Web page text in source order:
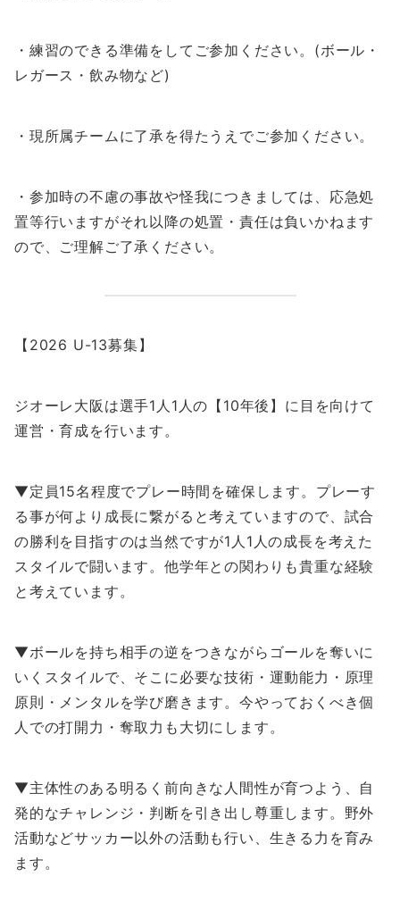
・練習のできる準備をしてご参加ください。(ボール・
レガース・飲み物など)
・現所属チームに了承を得たうえでご参加ください。
・参加時の不慮の事故や怪我につきましては、応急処
置等行いますがそれ以降の処置・責任は負いかねます
ので、ご理解ご了承ください。
【2026 U-13募集】
ジオーレ大阪は選手1人1人の【10年後】に目を向けて
運営・育成を行います。
▼定員15名程度でプレー時間を確保します。プレーす
る事が何より成長に繋がると考えていますので、試合
の勝利を目指すのは当然ですが1人1人の成長を考えた
スタイルで闘います。他学年との関わりも貴重な経験
と考えています。
▼ボールを持ち相手の逆をつきながらゴールを奪いに
いくスタイルで、そこに必要な技術・運動能力・原理
原則・メンタルを学び磨きます。今やっておくべき個
人での打開力・奪取力も大切にします。
▼主体性のある明るく前向きな人間性が育つよう、自
発的なチャレンジ・判断を引き出し尊重します。野外
活動などサッカー以外の活動も行い、生きる力を育み
ます。